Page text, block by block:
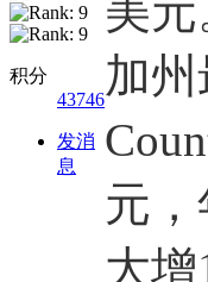
积分
43746
发消
息
美元
加
元
大增